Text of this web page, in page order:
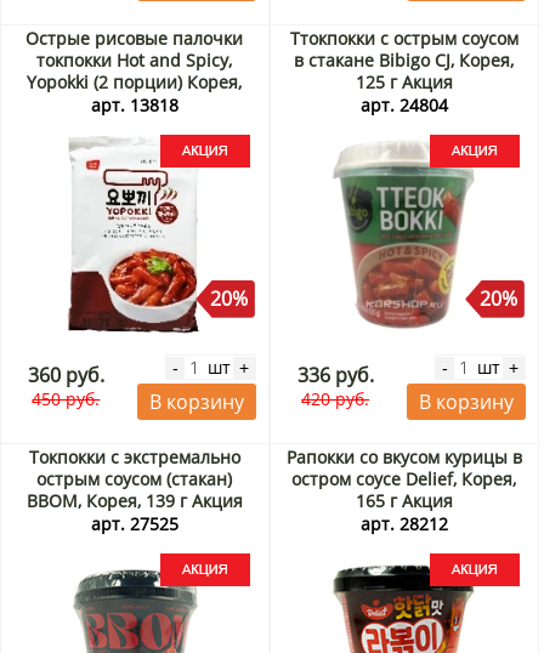
Острые рисовые палочки
токпокки Hot and Spicy,
Yopokki (2 порции) Корея,
240 г Акция
арт. 13818
20%
360 руб.
450 руб.
- шт +
В корзину
Ттокпокки с острым соусом
в стакане Bibigo CJ, Корея,
125 г Акция
арт. 24804
20%
336 руб.
420 руб.
- шт +
В корзину
Токпокки с экстремально
острым соусом (стакан)
BBOM, Корея, 139 г Акция
арт. 27525
Рапокки со вкусом курицы в
остром соусе Delief, Корея,
165 г Акция
арт. 28212